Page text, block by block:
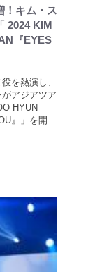
！キム・ス
2024 KIM
『EYES
を熱演し、
アジアツア
HYUN
』」を開